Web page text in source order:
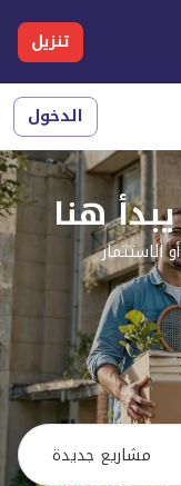
تنزيل
الدخول
هنا
الاستثمار
مشاريع جديدة